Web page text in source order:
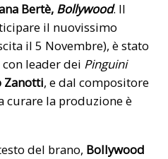
Bertè, Bollywood. Il
il nuovissimo
il 5 Novembre), è stato
leader dei Pinguini
Zanotti, e dal compositore
curare la produzione è
del brano, Bollywood